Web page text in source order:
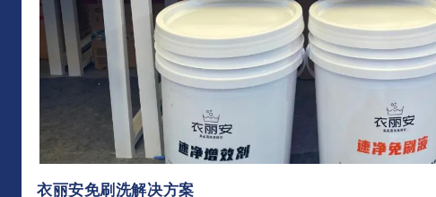
衣丽安免刷洗解决方案